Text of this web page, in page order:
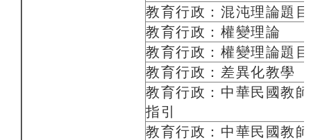
教育行政：混沌理論題
教育行政：權變理論
教育行政：權變理論題
教育行政：差異化教學
教育行政：中華民國教
指引
教育行政：中華民國教